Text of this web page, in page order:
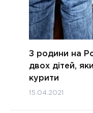
З родини на
двох дітей,
курити
15.04.2021